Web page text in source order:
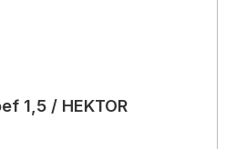
1,5 / HEKTOR